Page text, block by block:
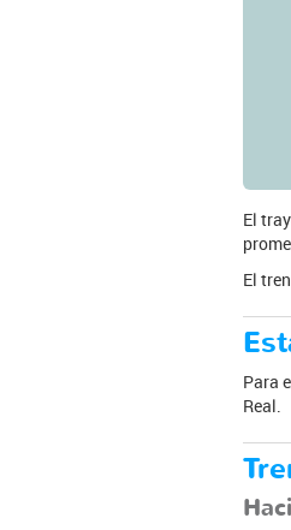
El
El
Para
Real.